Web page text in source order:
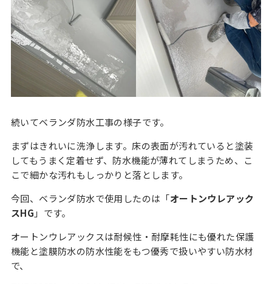
続いてベランダ防水工事の様子です。
まずはきれいに洗浄します。床の表面が汚れていると塗装
してもうまく定着せず、防水機能が薄れてしまうため、こ
こで細かな汚れもしっかりと落とします。
今回、ベランダ防水で使用したのは「オートンウレアック
スHG 」です。
オートンウレアックスは耐候性・耐摩耗性にも優れた保護
機能と塗膜防水の防水性能をもつ優秀で扱いやすい防水材
で、